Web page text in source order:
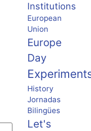
Institutions
European
Union
Europe
Day
History
Jornadas
Bilingües
Let's